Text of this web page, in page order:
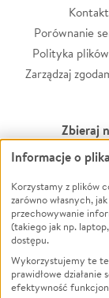
Kontakt
Porównanie
Polityka
Zarządzaj
Zbieraj
Leczenie
Pożar
Ukraina
Pomoc
Informacje o
Korzystamy z plików
zarówno własnych,
przechowywanie
(takiego jak np.
dostępu.
Wykorzystujemy te
prawidłowe
efektywność